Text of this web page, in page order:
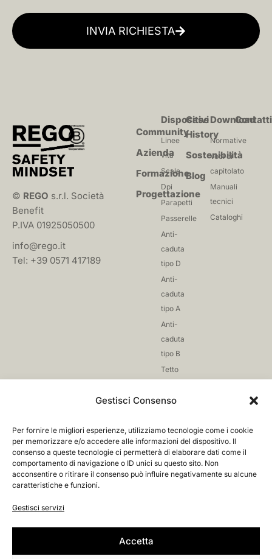
Gestisci Consenso
Per fornire le migliori esperienze, utilizziamo tecnologie come i cookie
per memorizzare e/o accedere alle informazioni del dispositivo. Il
consenso a queste tecnologie ci permetterà di elaborare dati come il
comportamento di navigazione o ID unici su questo sito. Non
acconsentire o ritirare il consenso può influire negativamente su alcune
caratteristiche e funzioni.
Gestisci servizi
Accetta
INVIA RICHIESTA
© REGO s.r.l. Società
Benefit
P.IVA 01925050500
info@rego.it
Tel: +39 0571 417189
Community
Azienda
Formazione
Progettazione
Dispositivi
Linee
vita
Scale
Dpi
Parapetti
Passerelle
Anti-
caduta
tipo D
Anti-
caduta
tipo A
Anti-
caduta
tipo B
Tetto
Reti
caduta
Fissaggio
Case
History
Sostenibilità
Blog
Download
Normative
Voci di
capitolato
Manuali
tecnici
Cataloghi
Contatti
Cookie Policy
Condizioni di Vendita